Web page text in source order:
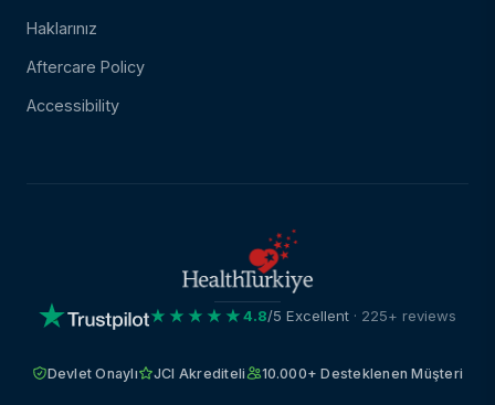
Haklarınız
Aftercare Policy
Accessibility
★★★★★4.8/5 Excellent · 225+ reviews
Devlet Onaylı JCI Akrediteli 10.000+ Desteklenen Müşteri